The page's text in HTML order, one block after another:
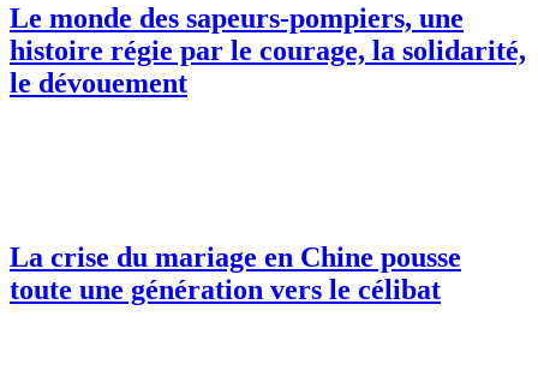
Le monde des sapeurs-pompiers, une
histoire régie par le courage, la solidarité,
le dévouement
La crise du mariage en Chine pousse
toute une génération vers le célibat